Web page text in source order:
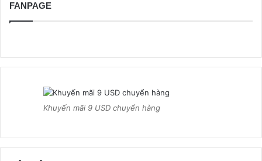
FANPAGE
Khuyến mãi 9 USD chuyển hàng